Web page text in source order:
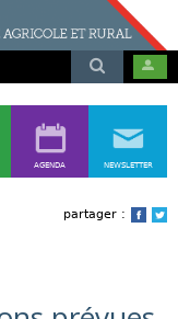
AGENDA NEWSLETTER
partager :